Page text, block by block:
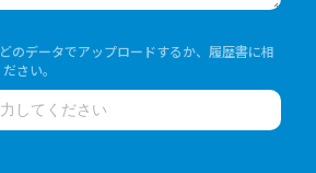
のデータでアップロードするか、履歴書に相
さい。